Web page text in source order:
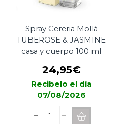
Spray Cereria Mollá
TUBEROSE & JASMINE
casa y cuerpo 100 ml
24,95€
Recibelo el día
07/08/2026
Spray